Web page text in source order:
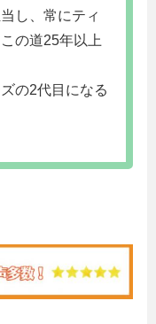
し、常にティ
の道25年以上
の2代目になる